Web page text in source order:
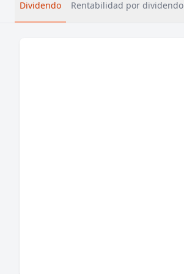
Dividendo Rentabilidad por dividendo